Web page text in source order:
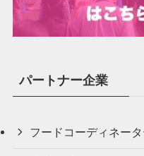
パートナー企業
フードコーディネー